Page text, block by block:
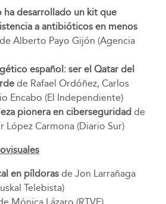
ha desarrollado un kit que
a antibióticos en menos
Alberto Payo Gijón (Agencia
español: ser el Qatar del
de Rafael Ordóñez, Carlos
Encabo (El Independiente)
pionera en ciberseguridad de
López Carmona (Diario Sur)
en píldoras de Jon Larrañaga
Telebista)